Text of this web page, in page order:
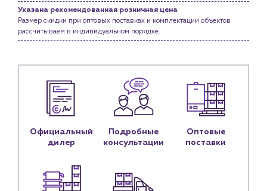
Услуги
Водоснабжение и теплоснабжение
Сервис и обслуживание инженерных систем
Новости
Личный кабинет
Контакты
Контактные данные
Указана рекомендованная розничная цена
Размер скидки при оптовых поставках и комплектации объектов
рассчитываем в индивидуальном порядке.
Официальный
дилер
Подробные
консультации
Оптовые
поставки